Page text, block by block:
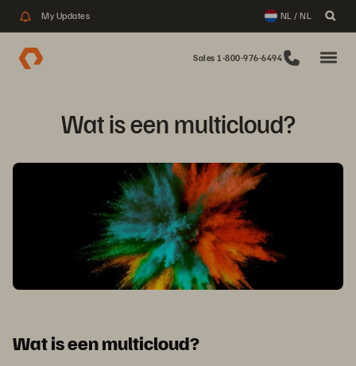
My Updates NL / NL
Sales 1-800-976-6494
Wat is een multicloud?
Wat is een multicloud?